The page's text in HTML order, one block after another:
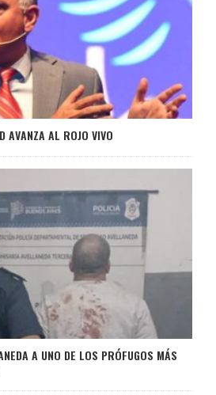
AVANZA AL ROJO VIVO
A UNO DE LOS PRÓFUGOS MÁS